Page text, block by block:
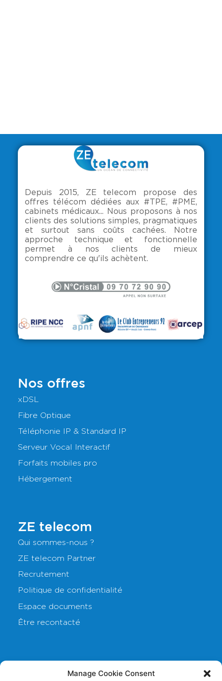
Manage Cookie Consent
Depuis 2015, ZE telecom propose des
offres télécom dédiées aux #TPE, #PME,
cabinets médicaux... Nous proposons à nos
clients des solutions simples, pragmatiques
et surtout sans coûts cachées. Notre
approche technique et fonctionnelle
permet à nos clients de mieux
comprendre ce qu'ils achètent.
Nos offres
xDSL
Fibre Optique
Téléphonie IP & Standard IP
Serveur Vocal Interactif
Forfaits mobiles pro
Hébergement
ZE telecom
Qui sommes-nous ?
ZE telecom Partner
Recrutement
Politique de confidentialité
Espace documents
Être recontacté
Nos sites